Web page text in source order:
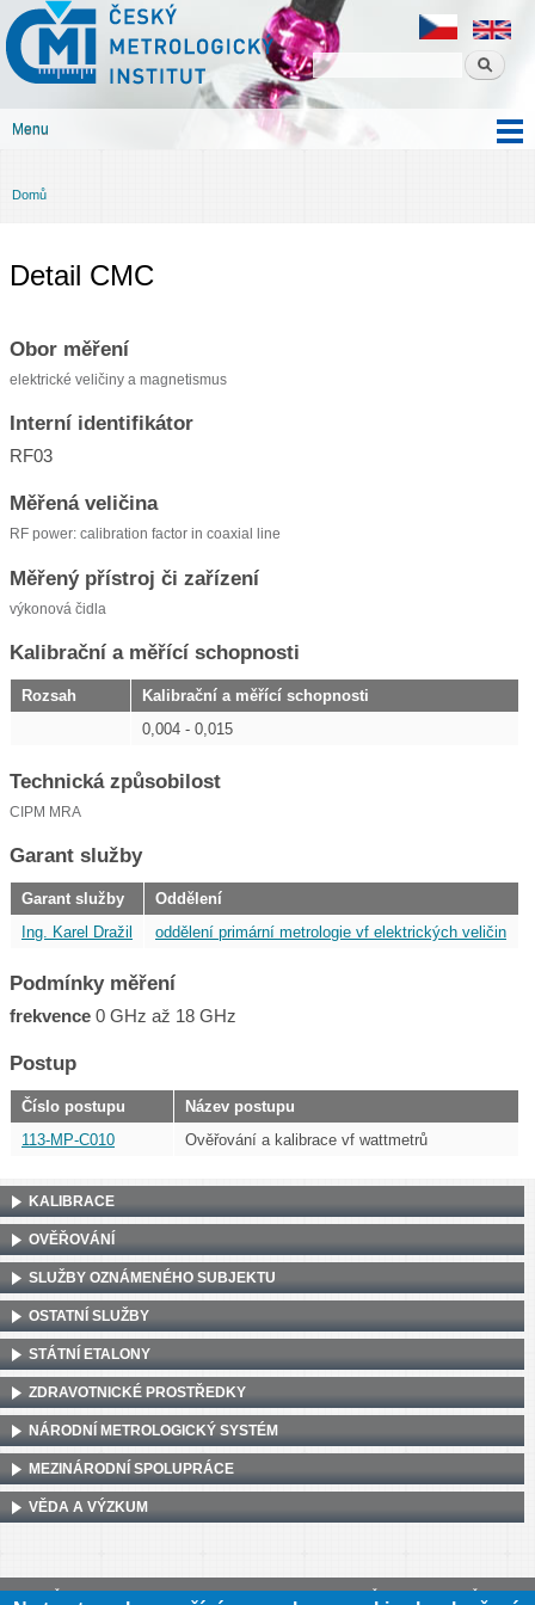
obsahu
Český
metrologický
institut
Menu
Jste zde
Domů
Detail CMC
Obor měření
elektrické veličiny a magnetismus
Interní identifikátor
RF03
Měřená veličina
RF power: calibration factor in coaxial line
Měřený přístroj či zařízení
výkonová čidla
Kalibrační a měřící schopnosti
Rozsah
Kalibrační a měřící schopnosti
0,004 - 0,015
Technická způsobilost
CIPM MRA
Garant služby
Garant služby
Oddělení
Ing. Karel Dražil
oddělení primární metrologie vf elektrických veličin
Podmínky měření
frekvence 0 GHz až 18 GHz
Postup
Číslo postupu
Název postupu
113-MP-C010
Ověřování a kalibrace vf wattmetrů
KALIBRACE
OVĚŘOVÁNÍ
SLUŽBY OZNÁMENÉHO SUBJEKTU
OSTATNÍ SLUŽBY
STÁTNÍ ETALONY
ZDRAVOTNICKÉ PROSTŘEDKY
NÁRODNÍ METROLOGICKÝ SYSTÉM
MEZINÁRODNÍ SPOLUPRÁCE
VĚDA A VÝZKUM